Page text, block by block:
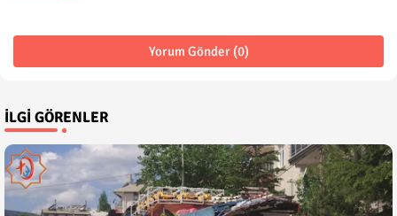
Yorum Gönder (0)
İLGI GÖRENLER